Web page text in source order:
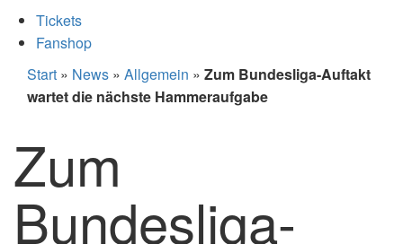
Tickets
Fanshop
Start » News » Allgemein » Zum Bundesliga-Auftakt
wartet die nächste Hammeraufgabe
Zum
Bundesliga-